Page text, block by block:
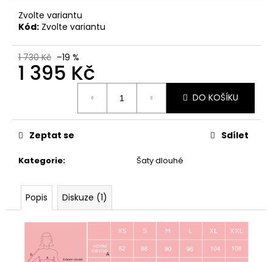
Zvolte variantu
Kód: Zvolte variantu
1 730 Kč –19 %
1 395 Kč
DO KOŠÍKU
Kategorie: Šaty dlouhé
Zeptat se Sdílet
Popis Diskuze (1)